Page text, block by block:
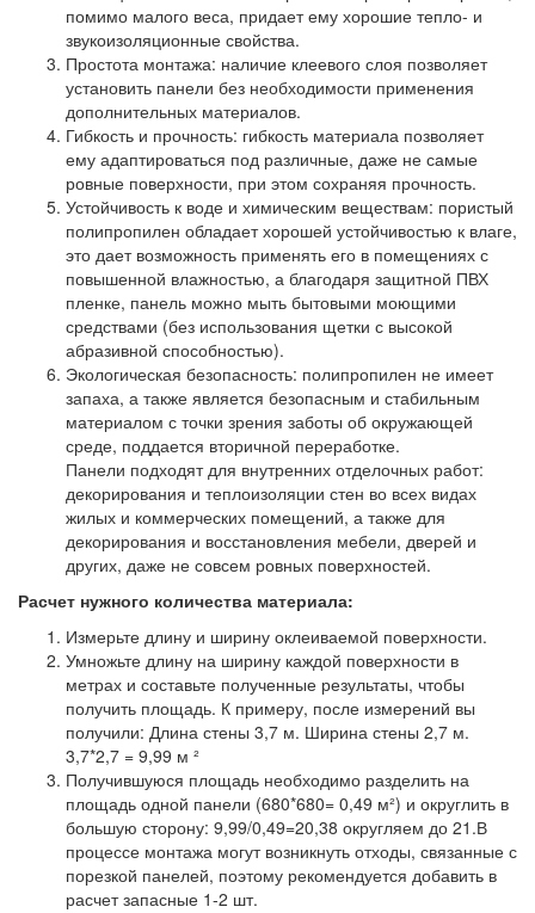
помимо малого веса, придает ему хорошие тепло- и
звукоизоляционные свойства.
Простота монтажа: наличие клеевого слоя позволяет
установить панели без необходимости применения
дополнительных материалов.
Гибкость и прочность: гибкость материала позволяет
ему адаптироваться под различные, даже не самые
ровные поверхности, при этом сохраняя прочность.
Устойчивость к воде и химическим веществам: пористый
полипропилен обладает хорошей устойчивостью к влаге,
это дает возможность применять его в помещениях с
повышенной влажностью, а благодаря защитной ПВХ
пленке, панель можно мыть бытовыми моющими
средствами (без использования щетки с высокой
абразивной способностью).
Экологическая безопасность: полипропилен не имеет
запаха, а также является безопасным и стабильным
материалом с точки зрения заботы об окружающей
среде, поддается вторичной переработке.
Панели подходят для внутренних отделочных работ:
декорирования и теплоизоляции стен во всех видах
жилых и коммерческих помещений, а также для
декорирования и восстановления мебели, дверей и
других, даже не совсем ровных поверхностей.
Расчет нужного количества материала:
Измерьте длину и ширину оклеиваемой поверхности.
Умножьте длину на ширину каждой поверхности в
метрах и составьте полученные результаты, чтобы
получить площадь. К примеру, после измерений вы
получили: Длина стены 3,7 м. Ширина стены 2,7 м.
3,7*2,7 = 9,99 м ²
Получившуюся площадь необходимо разделить на
площадь одной панели (680*680= 0,49 м²) и округлить в
большую сторону: 9,99/0,49=20,38 округляем до 21.В
процессе монтажа могут возникнуть отходы, связанные с
порезкой панелей, поэтому рекомендуется добавить в
расчет запасные 1-2 шт.